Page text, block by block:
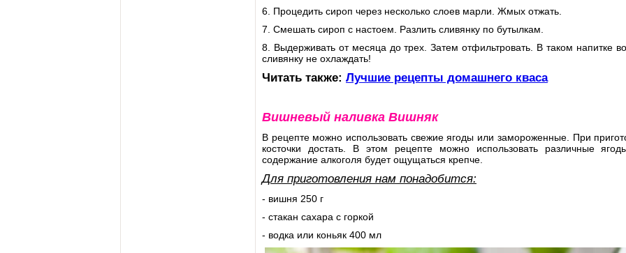
6. Процедить сироп через несколько слоев марли. Жмых отжать.
7. Смешать сироп с настоем. Разлить сливянку по бутылкам.
8. Выдерживать от месяца до трех. Затем отфильтровать. В таком напитке
сливянку не охлаждать!
Читать также: Лучшие рецепты домашнего кваса
Вишневый наливка Вишняк
В рецепте можно использовать свежие ягоды или замороженные. При
косточки достать. В этом рецепте можно использовать различные
содержание алкоголя будет ощущаться крепче.
Для приготовления нам понадобится:
- вишня 250 г
- стакан сахара с горкой
- водка или коньяк 400 мл